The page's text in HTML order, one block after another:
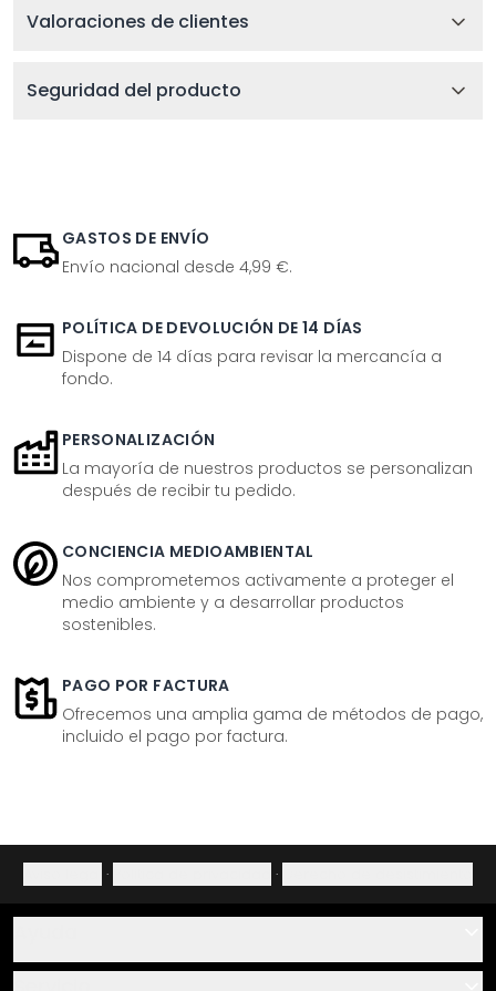
Valoraciones de clientes
Seguridad del producto
GASTOS DE ENVÍO
Envío nacional desde 4,99 €.
POLÍTICA DE DEVOLUCIÓN DE 14 DÍAS
Dispone de 14 días para revisar la mercancía a
fondo.
PERSONALIZACIÓN
La mayoría de nuestros productos se personalizan
después de recibir tu pedido.
CONCIENCIA MEDIOAMBIENTAL
Nos comprometemos activamente a proteger el
medio ambiente y a desarrollar productos
sostenibles.
PAGO POR FACTURA
Ofrecemos una amplia gama de métodos de pago,
incluido el pago por factura.
· ·